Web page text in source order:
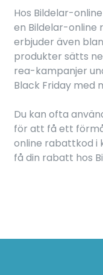
Hos Bildelar-
en Bildelar-online
erbjuder även
produkter sätts
rea-kampanjer
Black Friday med
Du kan ofta
för att få ett
online rabattkod i
få din rabatt hos